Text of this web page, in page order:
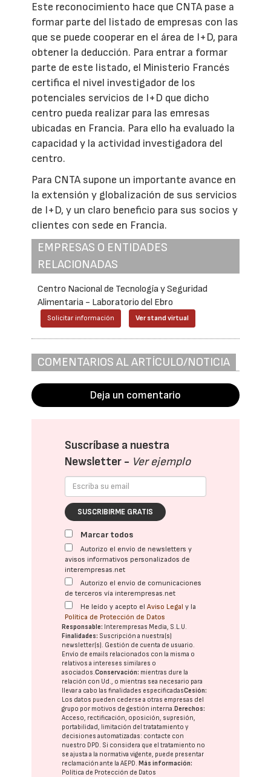
Este reconocimiento hace que CNTA pase a
formar parte del listado de empresas con las
que se puede cooperar en el área de I+D, para
obtener la deducción. Para entrar a formar
parte de este listado, el Ministerio Francés
certifica el nivel investigador de los
potenciales servicios de I+D que dicho
centro pueda realizar para las emresas
ubicadas en Francia. Para ello ha evaluado la
capacidad y la actividad investigadora del
centro.
Para CNTA supone un importante avance en
la extensión y globalización de sus servicios
de I+D, y un claro beneficio para sus socios y
clientes con sede en Francia.
EMPRESAS O ENTIDADES
RELACIONADAS
Centro Nacional de Tecnología y Seguridad
Alimentaria - Laboratorio del Ebro
Solicitar información Ver stand virtual
COMENTARIOS AL ARTÍCULO/NOTICIA
Deja un comentario
Suscríbase a nuestra
Newsletter - Ver ejemplo
SUSCRIBIRME GRATIS
Marcar todos
Autorizo el envío de newsletters y
avisos informativos personalizados de
interempresas.net
Autorizo el envío de comunicaciones
de terceros vía interempresas.net
He leído y acepto elAviso Legal y la
Política de Protección de Datos
Responsable: Interempresas Media, S.L.U.
Finalidades: Suscripción a nuestra(s)
newsletter(s). Gestión de cuenta de usuario.
Envío de emails relacionados con la misma o
relativos a intereses similares o
asociados.Conservación: mientras dure la
relación con Ud., o mientras sea necesario para
llevar a cabo las finalidades especificadasCesión:
Los datos pueden cederse a otras empresas del
grupo por motivos de gestión interna.Derechos:
Acceso, rectificación, oposición, supresión,
portabilidad, limitación del tratatamiento y
decisiones automatizadas: contacte con
nuestro DPD. Si considera que el tratamiento no
se ajusta a la normativa vigente, puede presentar
reclamación ante laAEPD.Más información:
Política de Protección de Datos